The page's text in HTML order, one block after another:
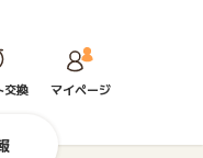
交換 マイページ